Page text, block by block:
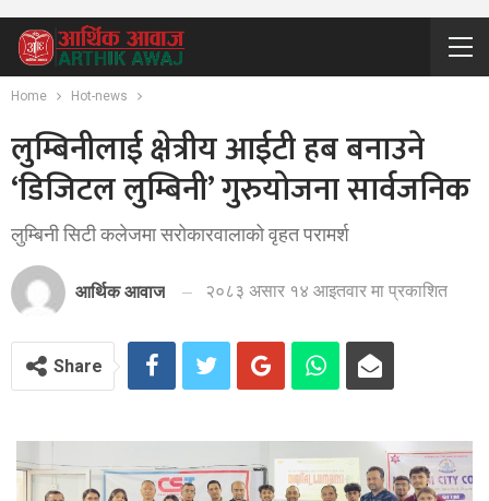
Home Hot-news
लुम्बिनीलाई क्षेत्रीय आईटी हब बनाउने
‘डिजिटल लुम्बिनी’ गुरुयोजना सार्वजनिक
लुम्बिनी सिटी कलेजमा सरोकारवालाको वृहत परामर्श
आर्थिक आवाज २०८३ असार १४ आइतवार मा प्रकाशित
Share